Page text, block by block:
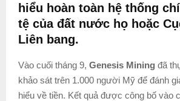
hiểu hoàn toàn hệ thống
tệ của đất nước họ hoặc
Liên bang.
Vào cuối tháng 9, Genesis Mining đã
khảo sát trên 1.000 người Mỹ để đánh
hiểu về tiền. Kết quả được công bố vào